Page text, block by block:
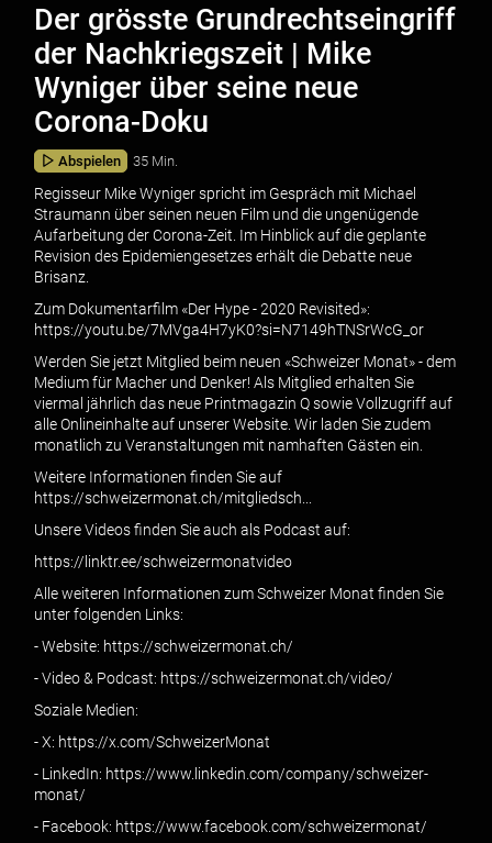
Der grösste Grundrechtseingriff
der Nachkriegszeit | Mike
Wyniger über seine neue
Corona-Doku
Abspielen 35 Min.
Regisseur Mike Wyniger spricht im Gespräch mit Michael
Straumann über seinen neuen Film und die ungenügende
Aufarbeitung der Corona-Zeit. Im Hinblick auf die geplante
Revision des Epidemiengesetzes erhält die Debatte neue
Brisanz.
Zum Dokumentarfilm «Der Hype - 2020 Revisited»:
https://youtu.be/7MVga4H7yK0?si=N7149hTNSrWcG_or
Werden Sie jetzt Mitglied beim neuen «Schweizer Monat» - dem
Medium für Macher und Denker! Als Mitglied erhalten Sie
viermal jährlich das neue Printmagazin Q sowie Vollzugriff auf
alle Onlineinhalte auf unserer Website. Wir laden Sie zudem
monatlich zu Veranstaltungen mit namhaften Gästen ein.
Weitere Informationen finden Sie auf
https://schweizermonat.ch/mitgliedsch...
Unsere Videos finden Sie auch als Podcast auf:
https://linktr.ee/schweizermonatvideo
Alle weiteren Informationen zum Schweizer Monat finden Sie
unter folgenden Links:
- Website: https://schweizermonat.ch/
- Video & Podcast: https://schweizermonat.ch/video/
Soziale Medien:
- X: https://x.com/SchweizerMonat
- LinkedIn: https://www.linkedin.com/company/schweizer-
monat/
- Facebook: https://www.facebook.com/schweizermonat/